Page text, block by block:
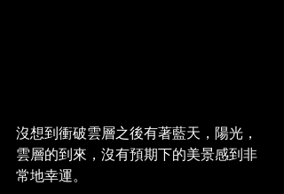
沒想到衝破雲層之後有著藍天，陽光，
雲層的到來，沒有預期下的美景感到非
常地幸運。